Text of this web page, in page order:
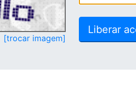
[trocar imagem]